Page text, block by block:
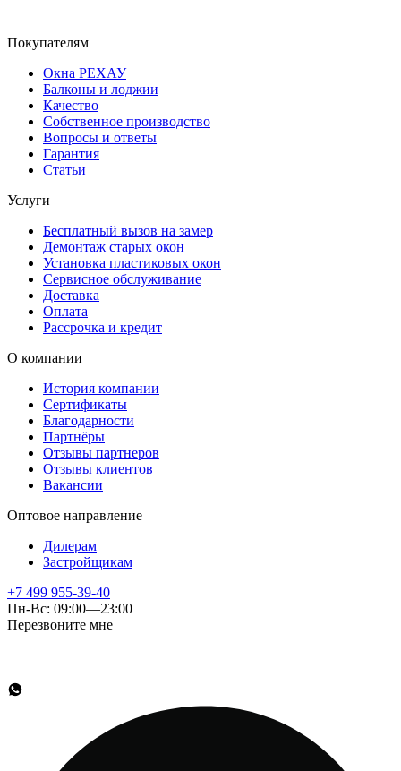
Покупателям
Окна РЕХАУ
Балконы и лоджии
Качество
Собственное производство
Вопросы и ответы
Гарантия
Статьи
Услуги
Бесплатный вызов на замер
Демонтаж старых окон
Установка пластиковых окон
Сервисное обслуживание
Доставка
Оплата
Рассрочка и кредит
О компании
История компании
Сертификаты
Благодарности
Партнёры
Отзывы партнеров
Отзывы клиентов
Вакансии
Оптовое направление
Дилерам
Застройщикам
+7 499 955-39-40
Пн-Вс: 09:00—23:00
Перезвоните мне